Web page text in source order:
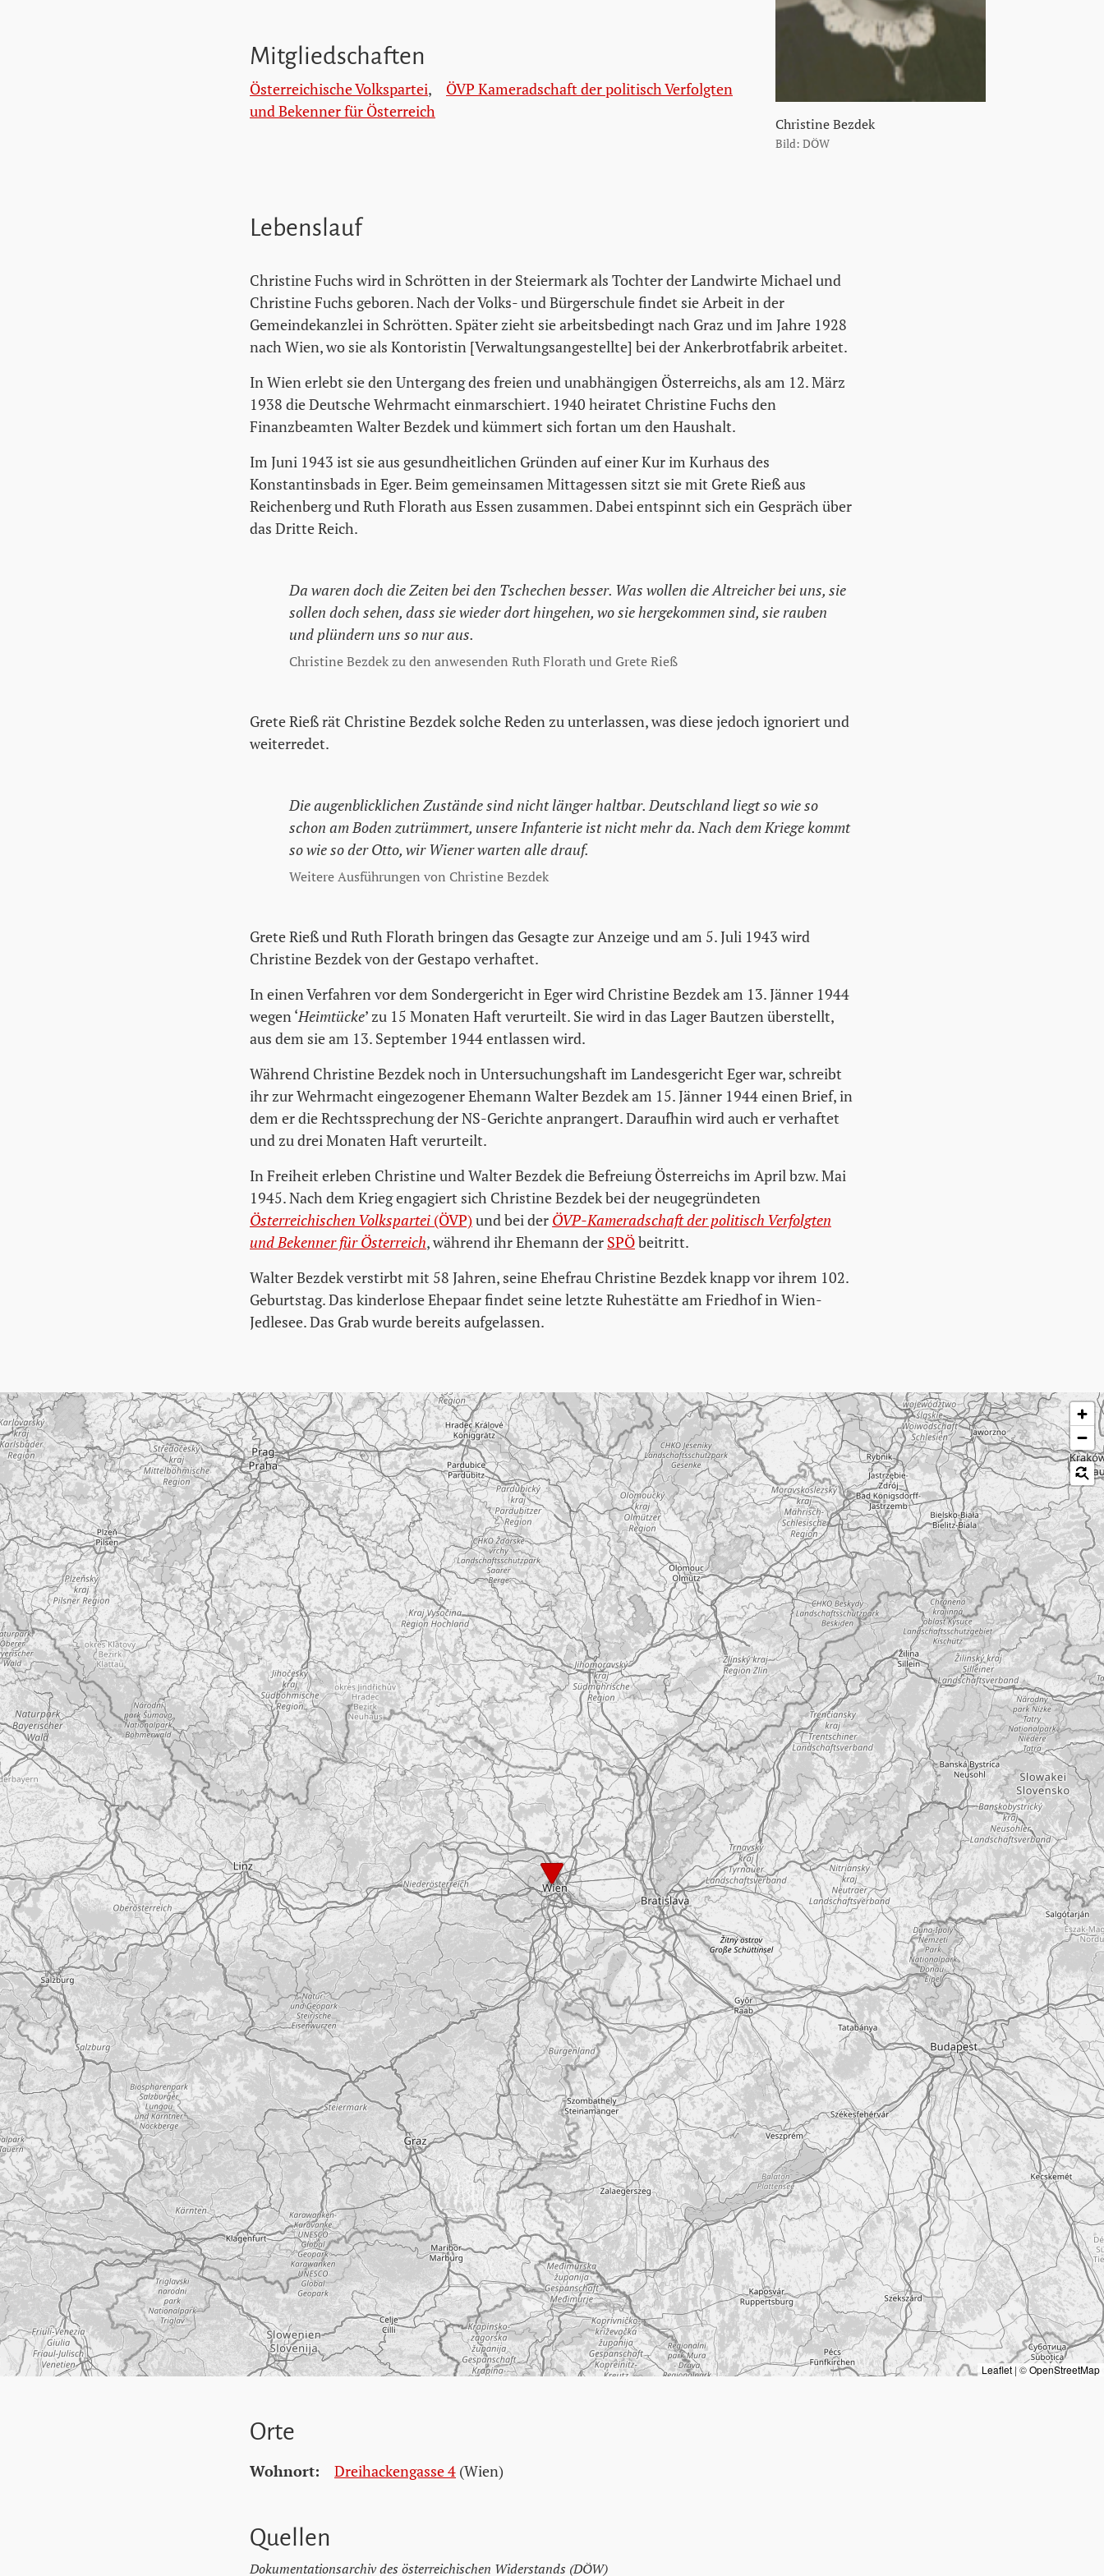
Christine Bezdek
Bild: DÖW
Mitgliedschaften
Österreichische Volkspartei, ÖVP Kameradschaft der politisch Verfolgten
und Bekenner für Österreich
Lebenslauf
Christine Fuchs wird in Schrötten in der Steiermark als Tochter der Landwirte Michael und
Christine Fuchs geboren. Nach der Volks- und Bürgerschule findet sie Arbeit in der
Gemeindekanzlei in Schrötten. Später zieht sie arbeitsbedingt nach Graz und im Jahre 1928
nach Wien, wo sie als Kontoristin [Verwaltungsangestellte] bei der Ankerbrotfabrik arbeitet.
In Wien erlebt sie den Untergang des freien und unabhängigen Österreichs, als am 12. März
1938 die Deutsche Wehrmacht einmarschiert. 1940 heiratet Christine Fuchs den
Finanzbeamten Walter Bezdek und kümmert sich fortan um den Haushalt.
Im Juni 1943 ist sie aus gesundheitlichen Gründen auf einer Kur im Kurhaus des
Konstantinsbads in Eger. Beim gemeinsamen Mittagessen sitzt sie mit Grete Rieß aus
Reichenberg und Ruth Florath aus Essen zusammen. Dabei entspinnt sich ein Gespräch über
das Dritte Reich.
Da waren doch die Zeiten bei den Tschechen besser. Was wollen die Altreicher bei uns, sie
sollen doch sehen, dass sie wieder dort hingehen, wo sie hergekommen sind, sie rauben
und plündern uns so nur aus.
Christine Bezdek zu den anwesenden Ruth Florath und Grete Rieß
Grete Rieß rät Christine Bezdek solche Reden zu unterlassen, was diese jedoch ignoriert und
weiterredet.
Die augenblicklichen Zustände sind nicht länger haltbar. Deutschland liegt so wie so
schon am Boden zutrümmert, unsere Infanterie ist nicht mehr da. Nach dem Kriege kommt
so wie so der Otto, wir Wiener warten alle drauf.
Weitere Ausführungen von Christine Bezdek
Grete Rieß und Ruth Florath bringen das Gesagte zur Anzeige und am 5. Juli 1943 wird
Christine Bezdek von der Gestapo verhaftet.
In einen Verfahren vor dem Sondergericht in Eger wird Christine Bezdek am 13. Jänner 1944
wegen ‘Heimtücke’ zu 15 Monaten Haft verurteilt. Sie wird in das Lager Bautzen überstellt,
aus dem sie am 13. September 1944 entlassen wird.
Während Christine Bezdek noch in Untersuchungshaft im Landesgericht Eger war, schreibt
ihr zur Wehrmacht eingezogener Ehemann Walter Bezdek am 15. Jänner 1944 einen Brief, in
dem er die Rechtssprechung der NS-Gerichte anprangert. Daraufhin wird auch er verhaftet
und zu drei Monaten Haft verurteilt.
In Freiheit erleben Christine und Walter Bezdek die Befreiung Österreichs im April bzw. Mai
1945. Nach dem Krieg engagiert sich Christine Bezdek bei der neugegründeten
Österreichischen Volkspartei (ÖVP)und bei der ÖVP-Kameradschaft der politisch Verfolgten
und Bekenner für Österreich, während ihr Ehemann der SPÖbeitritt.
Walter Bezdek verstirbt mit 58 Jahren, seine Ehefrau Christine Bezdek knapp vor ihrem 102.
Geburtstag. Das kinderlose Ehepaar findet seine letzte Ruhestätte am Friedhof in Wien-
Jedlesee. Das Grab wurde bereits aufgelassen.
Karte überspringen
Leaflet | ©OpenStreetMap
Orte
Wohnort: Dreihackengasse 4 (Wien)
Quellen
Dokumentationsarchiv des österreichischen Widerstands (DÖW)